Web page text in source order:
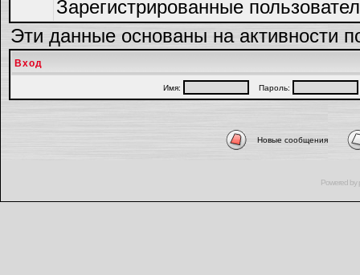
Зарегистрированные
Эти данные основаны на активности
Вход
Имя: Пароль:
Новые сообщения
Powered by